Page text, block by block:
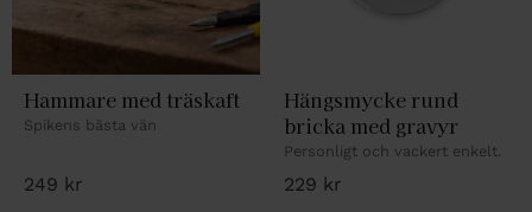
Hammare med träskaft
Spikens bästa vän
249 kr
Hängsmycke rund
bricka med gravyr
Personligt och vackert enkelt.
229 kr